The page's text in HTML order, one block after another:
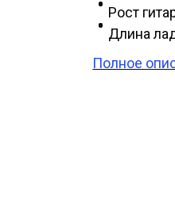
Рост
Длина
Полное